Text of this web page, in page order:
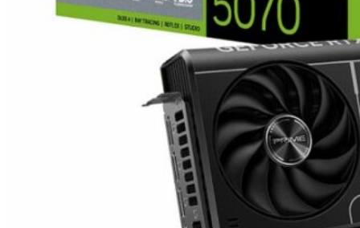
موجود در انبار باقی مانده است!
افزودن به سبد خرید
اکنون بخرید
مقایسه محصول
مقایسه محصول
مشاهده سریع
Tags:
کارت گرافیک ,کارت گرافیک ایسوس دسته بندی:
گرافیک ایسوس
توضیحات تکمیلی
سازنده پردازنده گرافیکی
نام پردازنده گرافیکی